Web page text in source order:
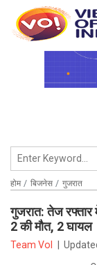
होम बिजनेस गुजरात
गुजरात: तेज रफ्तार
2 की मौत, 2 घायल
Team VoI